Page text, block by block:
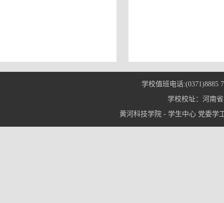
学校值班电话:(0371)8885
学校校址：河南
黄河科技学院 - 学生中心 党委学